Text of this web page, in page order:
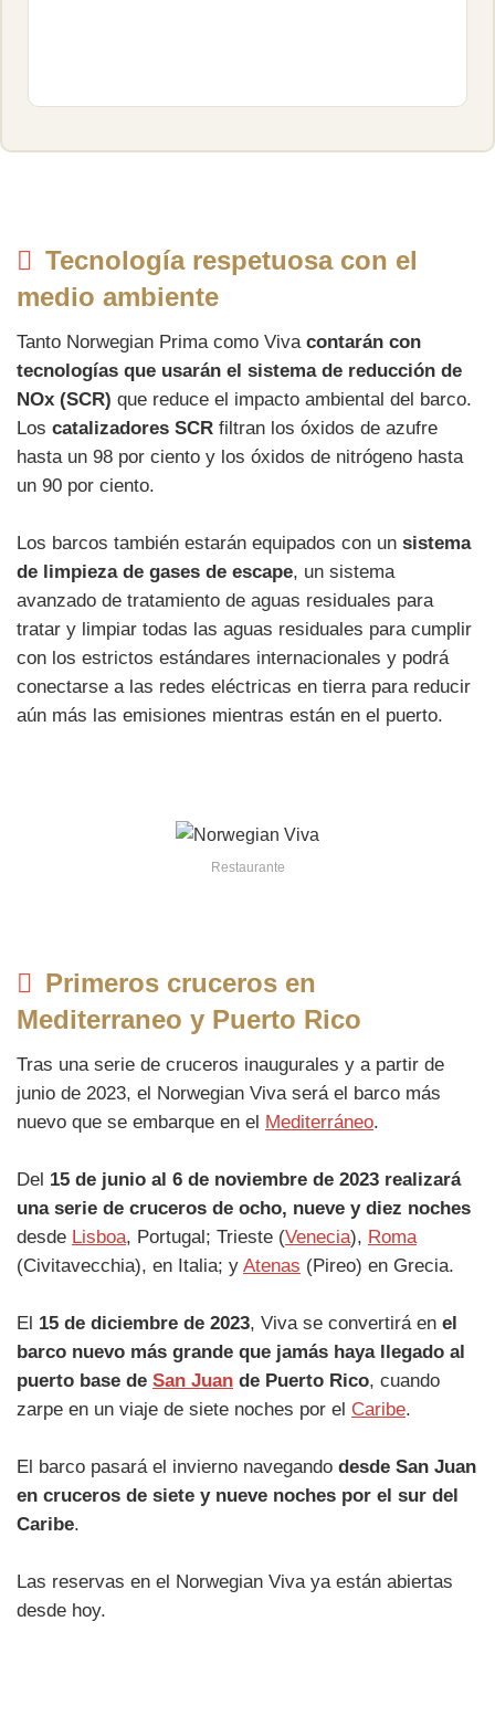
Tecnología respetuosa con el
medio ambiente
Tanto Norwegian Prima como Viva contarán con
tecnologías que usarán el sistema de reducción de
NOx (SCR) que reduce el impacto ambiental del barco.
Los catalizadores SCR filtran los óxidos de azufre
hasta un 98 por ciento y los óxidos de nitrógeno hasta
un 90 por ciento.
Los barcos también estarán equipados con un sistema
de limpieza de gases de escape, un sistema
avanzado de tratamiento de aguas residuales para
tratar y limpiar todas las aguas residuales para cumplir
con los estrictos estándares internacionales y podrá
conectarse a las redes eléctricas en tierra para reducir
aún más las emisiones mientras están en el puerto.
Restaurante
Primeros cruceros en
Mediterraneo y Puerto Rico
Tras una serie de cruceros inaugurales y a partir de
junio de 2023, el Norwegian Viva será el barco más
nuevo que se embarque en el Mediterráneo.
Del 15 de junio al 6 de noviembre de 2023 realizará
una serie de cruceros de ocho, nueve y diez noches
desde Lisboa, Portugal; Trieste (Venecia), Roma
(Civitavecchia), en Italia; y Atenas (Pireo) en Grecia.
El 15 de diciembre de 2023, Viva se convertirá en el
barco nuevo más grande que jamás haya llegado al
puerto base de San Juan de Puerto Rico, cuando
zarpe en un viaje de siete noches por el Caribe.
El barco pasará el invierno navegando desde San Juan
en cruceros de siete y nueve noches por el sur del
Caribe.
Las reservas en el Norwegian Viva ya están abiertas
desde hoy.